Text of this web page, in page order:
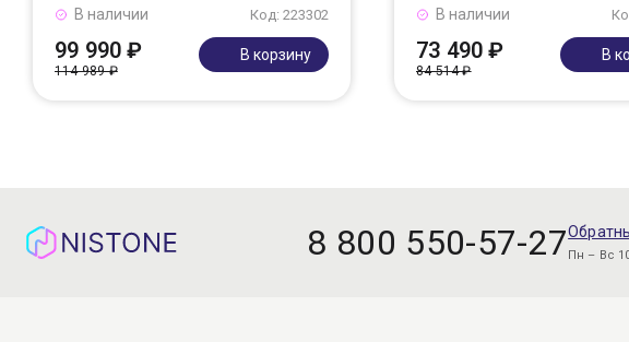
Код: 223302
В наличии
99 990 ₽
114 989 ₽
В корзину
В наличии
73 490 ₽
84 514 ₽
В
8 800 550-57-27Пн – Вс